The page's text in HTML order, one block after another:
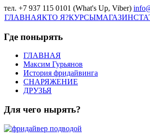
тел. +7 937 115 0101 (What's Up, Viber)
ГЛАВНАЯКТО Я?КУРСЫМАГАЗИН
Где понырять
ГЛАВНАЯ
Максим Гурьянов
История фридайвинга
СНАРЯЖЕНИЕ
ДРУЗЬЯ
Для чего нырять?